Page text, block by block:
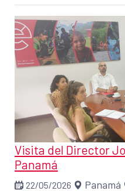
Visita del Director
Panamá
22/05/2026 Panamá